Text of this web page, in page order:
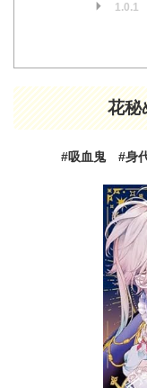
1.0.1
花秘
#吸血鬼 #身